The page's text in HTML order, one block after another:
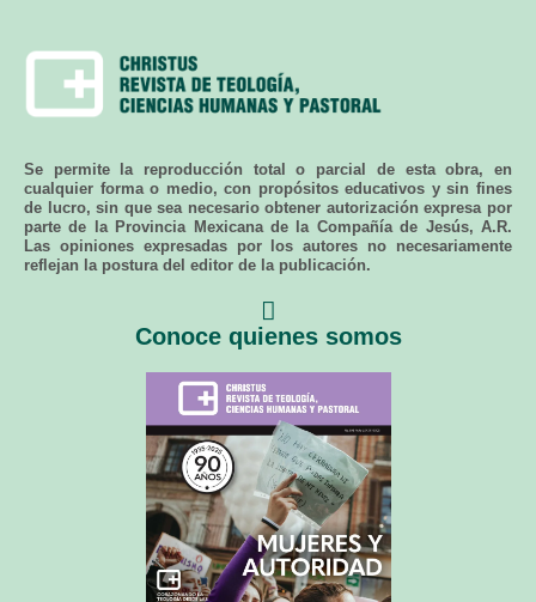
Se permite la reproducción total o parcial de esta obra, en
cualquier forma o medio, con propósitos educativos y sin fines
de lucro, sin que sea necesario obtener autorización expresa por
parte de la Provincia Mexicana de la Compañía de Jesús, A.R.
Las opiniones expresadas por los autores no necesariamente
reflejan la postura del editor de la publicación.
Conoce quienes somos